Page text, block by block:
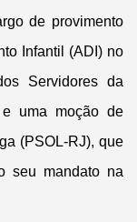
de provimento
Infantil (ADI) no
Servidores da
uma moção de
(PSOL-RJ), que
seu mandato na